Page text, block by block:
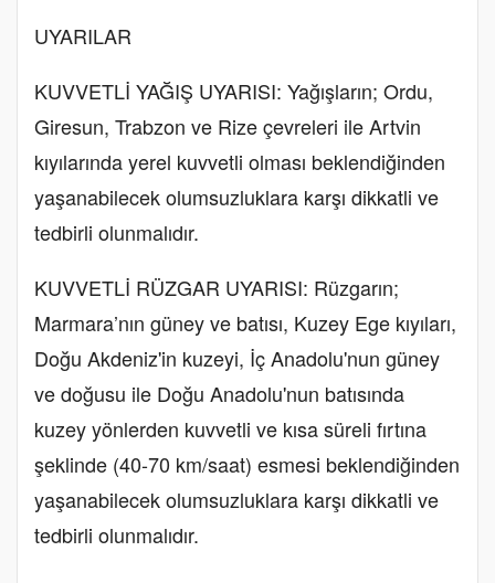
UYARILAR
KUVVETLİ YAĞIŞ UYARISI: Yağışların; Ordu,
Giresun, Trabzon ve Rize çevreleri ile Artvin
kıyılarında yerel kuvvetli olması beklendiğinden
yaşanabilecek olumsuzluklara karşı dikkatli ve
tedbirli olunmalıdır.
KUVVETLİ RÜZGAR UYARISI: Rüzgarın;
Marmara’nın güney ve batısı, Kuzey Ege kıyıları,
Doğu Akdeniz'in kuzeyi, İç Anadolu'nun güney
ve doğusu ile Doğu Anadolu'nun batısında
kuzey yönlerden kuvvetli ve kısa süreli fırtına
şeklinde (40-70 km/saat) esmesi beklendiğinden
yaşanabilecek olumsuzluklara karşı dikkatli ve
tedbirli olunmalıdır.